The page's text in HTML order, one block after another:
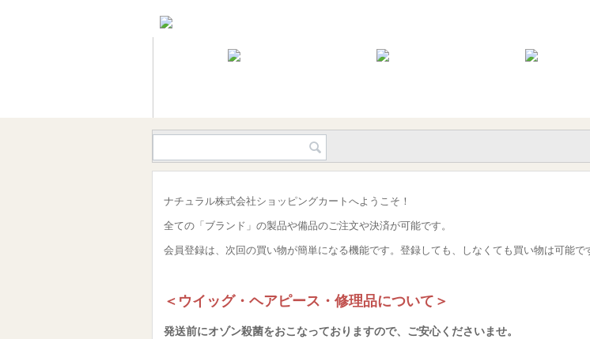
ナチュラル株式会社ショッピングカートへようこそ！
全ての「ブランド」の製品や備品のご注文や決済が可能です。
会員登録は、次回の買い物が簡単になる機能です。登録しても、しなくても買い物は可能で
＜ウイッグ・ヘアピース・修理品について＞
発送前にオゾン殺菌をおこなっておりますので、ご安心くださいませ。